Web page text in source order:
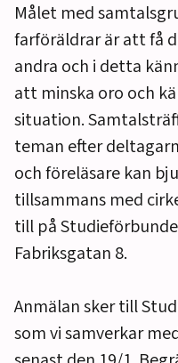
Målet med
farföräldrar är att få
andra och i detta
att minska oro och
situation.
teman efter
och föreläsare kan
tillsammans med
till på
Fabriksgatan 8.
Anmälan sker till
som vi samverkar